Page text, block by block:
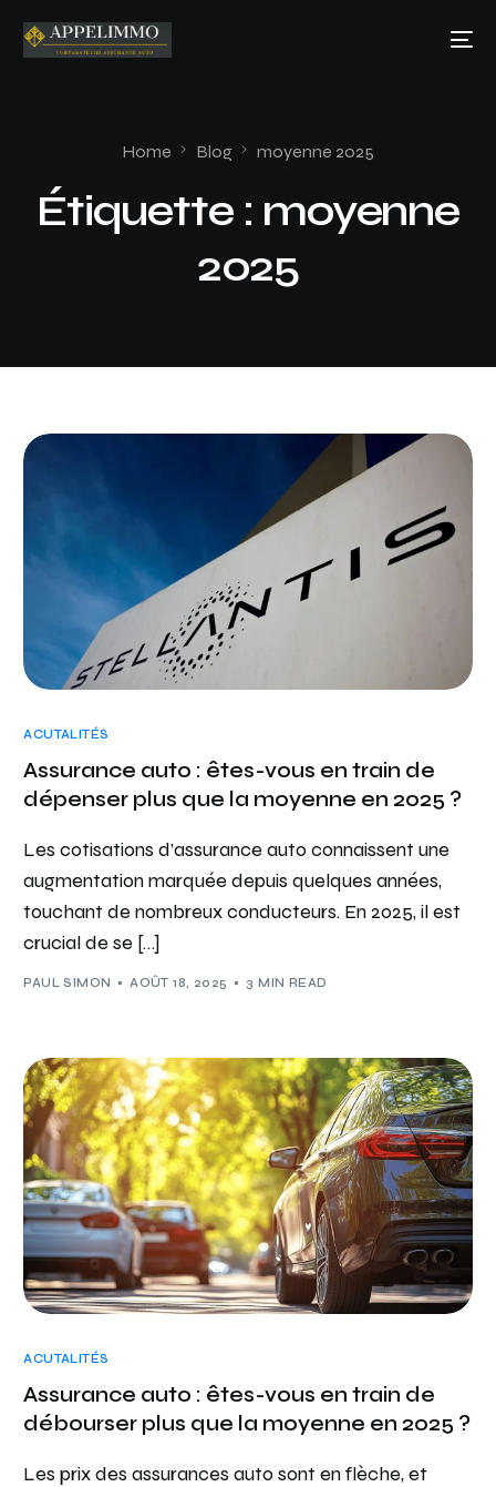
Home Blog moyenne 2025
Étiquette : moyenne
2025
ACUTALITÉS
Assurance auto : êtes-vous en train de
dépenser plus que la moyenne en 2025 ?
Les cotisations d’assurance auto connaissent une
augmentation marquée depuis quelques années,
touchant de nombreux conducteurs. En 2025, il est
crucial de se […]
PAUL SIMON AOÛT 18, 2025 3 MIN READ
ACUTALITÉS
Assurance auto : êtes-vous en train de
débourser plus que la moyenne en 2025 ?
Les prix des assurances auto sont en flèche, et